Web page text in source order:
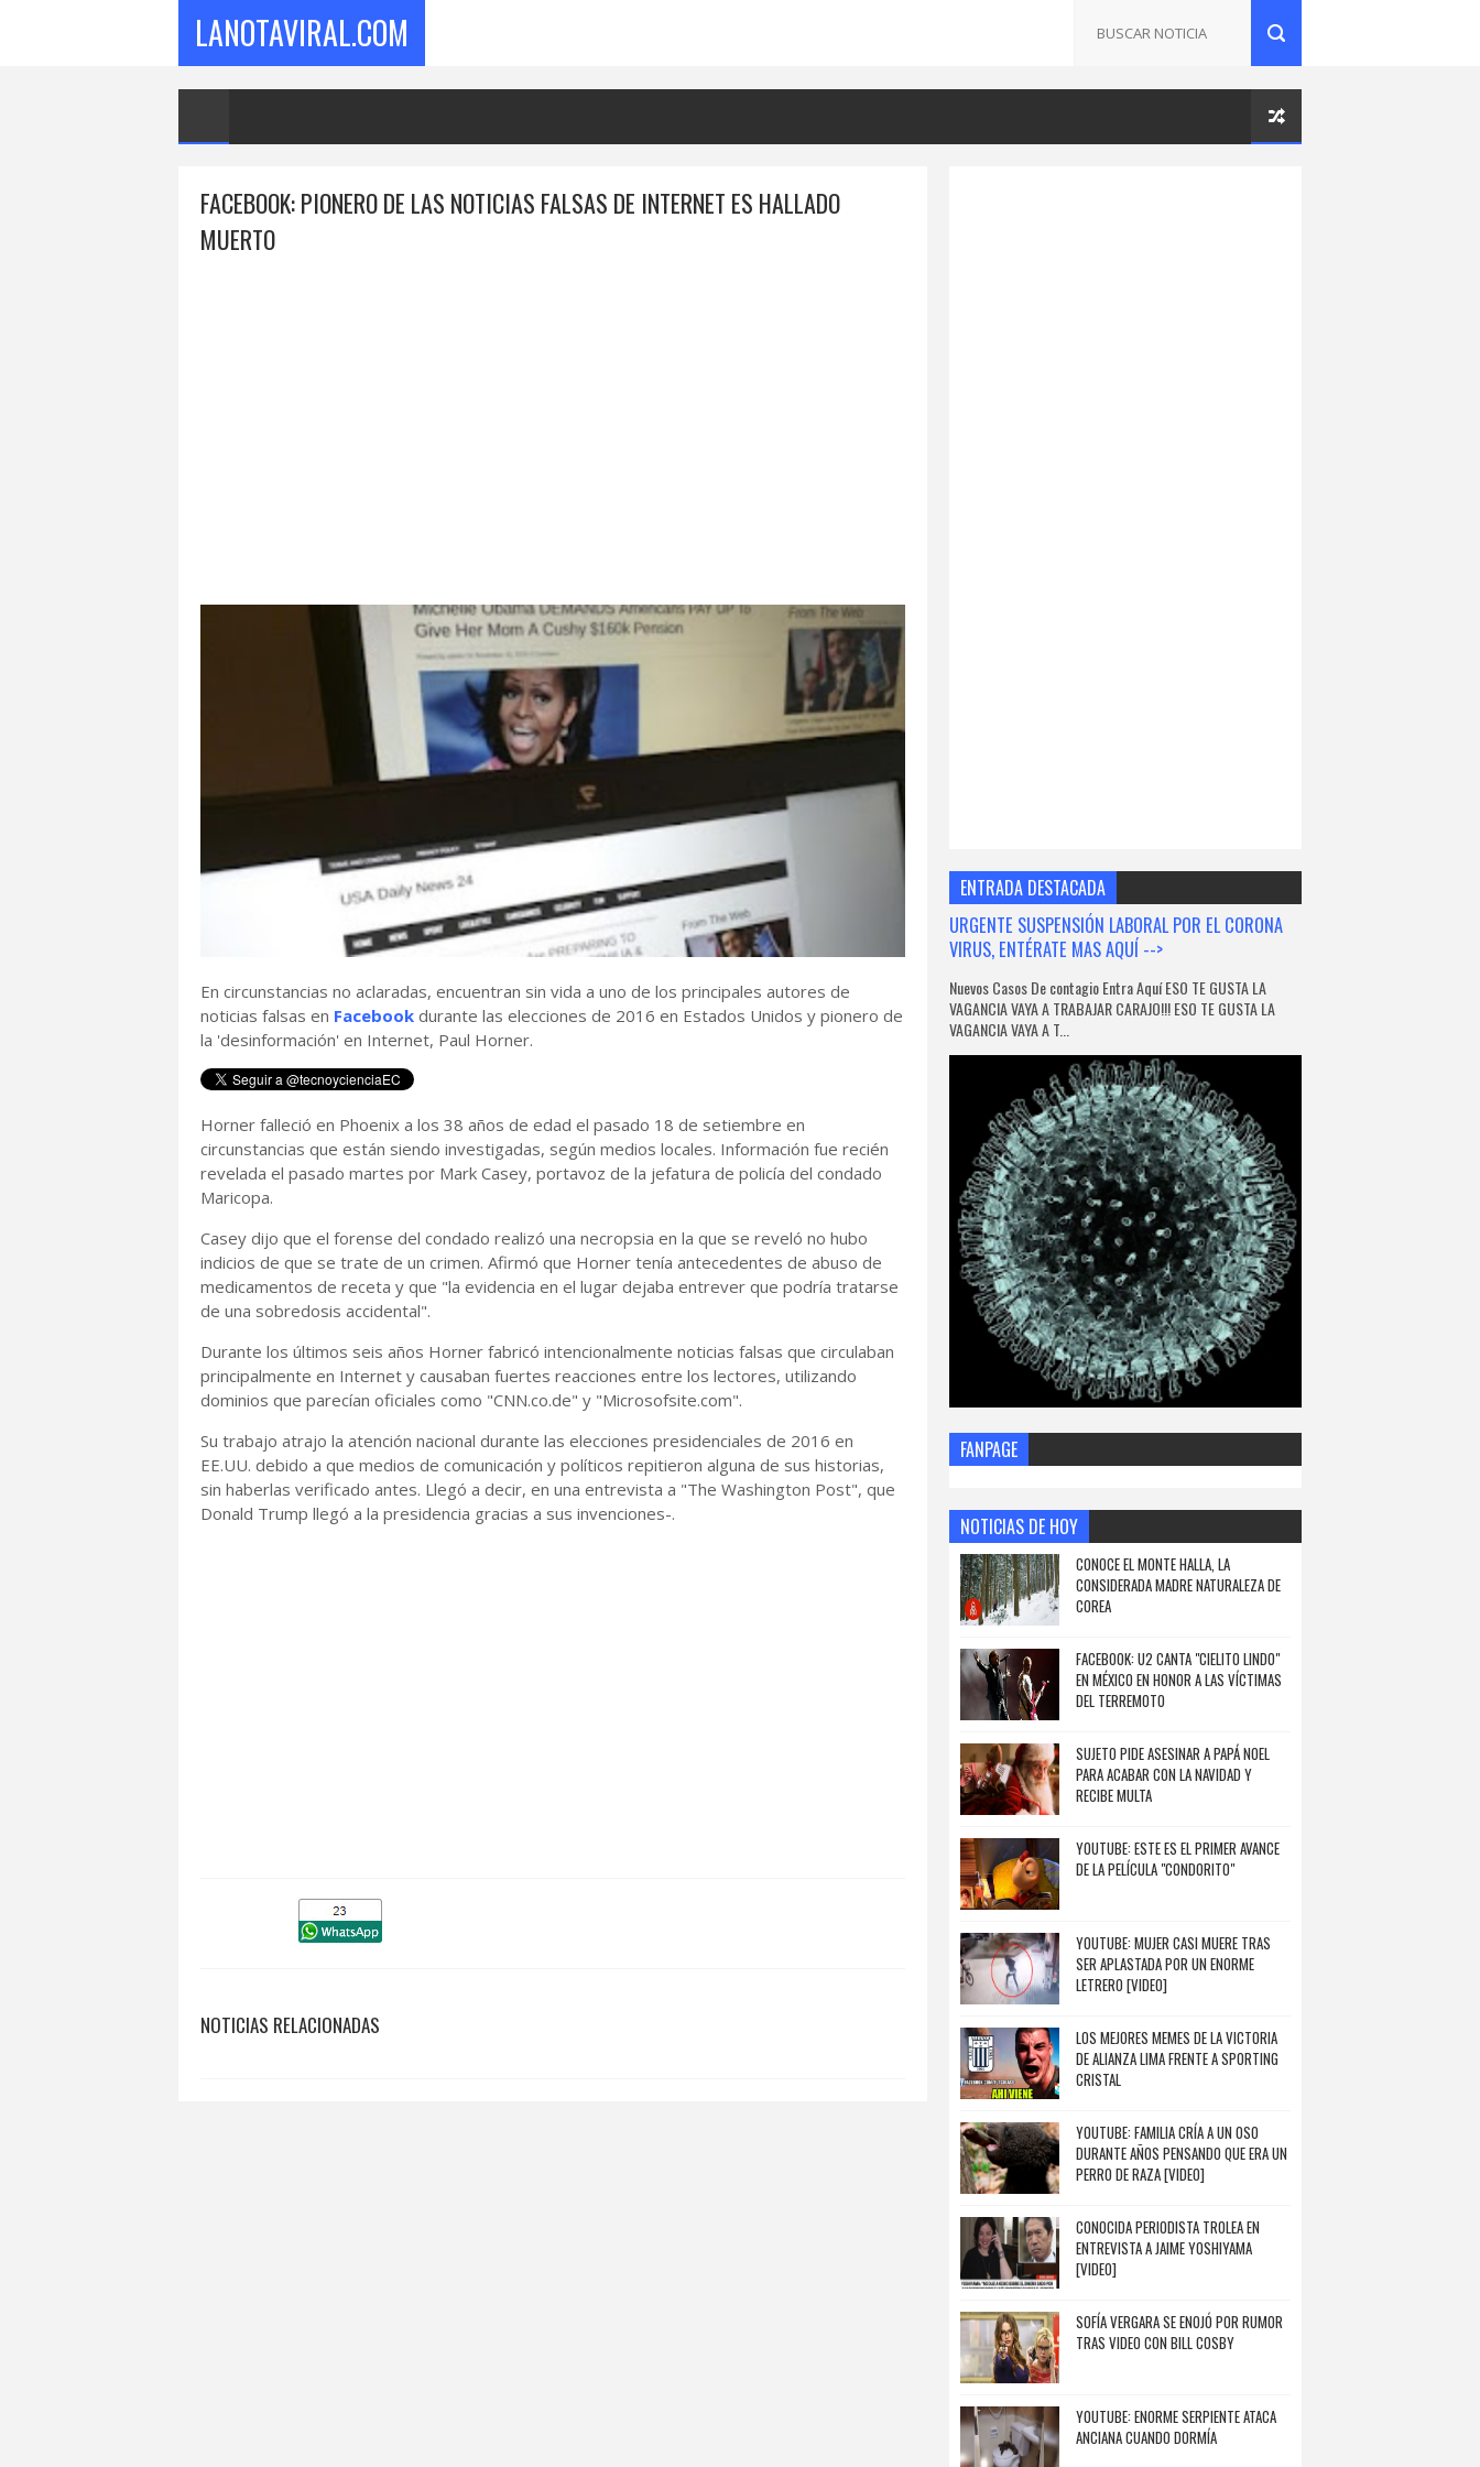
LANOTAVIRAL.COM
FACEBOOK: PIONERO DE LAS NOTICIAS FALSAS DE INTERNET ES HALLADO
MUERTO
En circunstancias no aclaradas, encuentran sin vida a uno de los principales autores de
noticias falsas en Facebook durante las elecciones de 2016 en Estados Unidos y pionero de
la 'desinformación' en Internet, Paul Horner.
Horner falleció en Phoenix a los 38 años de edad el pasado 18 de setiembre en
circunstancias que están siendo investigadas, según medios locales. Información fue recién
revelada el pasado martes por Mark Casey, portavoz de la jefatura de policía del condado
Maricopa.
Casey dijo que el forense del condado realizó una necropsia en la que se reveló no hubo
indicios de que se trate de un crimen. Afirmó que Horner tenía antecedentes de abuso de
medicamentos de receta y que "la evidencia en el lugar dejaba entrever que podría tratarse
de una sobredosis accidental".
Durante los últimos seis años Horner fabricó intencionalmente noticias falsas que circulaban
principalmente en Internet y causaban fuertes reacciones entre los lectores, utilizando
dominios que parecían oficiales como "CNN.co.de" y "Microsofsite.com".
Su trabajo atrajo la atención nacional durante las elecciones presidenciales de 2016 en
EE.UU. debido a que medios de comunicación y políticos repitieron alguna de sus historias,
sin haberlas verificado antes. Llegó a decir, en una entrevista a "The Washington Post", que
Donald Trump llegó a la presidencia gracias a sus invenciones-.
NOTICIAS RELACIONADAS
ENTRADA DESTACADA
URGENTE SUSPENSIÓN LABORAL POR EL CORONA
VIRUS, ENTÉRATE MAS AQUÍ -->
Nuevos Casos De contagio Entra Aquí ESO TE GUSTA LA
VAGANCIA VAYA A TRABAJAR CARAJO!!! ESO TE GUSTA LA
VAGANCIA VAYA A T...
FANPAGE
NOTICIAS DE HOY
CONOCE EL MONTE HALLA, LA
CONSIDERADA MADRE NATURALEZA DE
COREA
FACEBOOK: U2 CANTA "CIELITO LINDO"
EN MÉXICO EN HONOR A LAS VÍCTIMAS
DEL TERREMOTO
SUJETO PIDE ASESINAR A PAPÁ NOEL
PARA ACABAR CON LA NAVIDAD Y
RECIBE MULTA
YOUTUBE: ESTE ES EL PRIMER AVANCE
DE LA PELÍCULA "CONDORITO"
YOUTUBE: MUJER CASI MUERE TRAS
SER APLASTADA POR UN ENORME
LETRERO [VIDEO]
LOS MEJORES MEMES DE LA VICTORIA
DE ALIANZA LIMA FRENTE A SPORTING
CRISTAL
YOUTUBE: FAMILIA CRÍA A UN OSO
DURANTE AÑOS PENSANDO QUE ERA UN
PERRO DE RAZA [VIDEO]
CONOCIDA PERIODISTA TROLEA EN
ENTREVISTA A JAIME YOSHIYAMA
[VIDEO]
SOFÍA VERGARA SE ENOJÓ POR RUMOR
TRAS VIDEO CON BILL COSBY
YOUTUBE: ENORME SERPIENTE ATACA
ANCIANA CUANDO DORMÍA